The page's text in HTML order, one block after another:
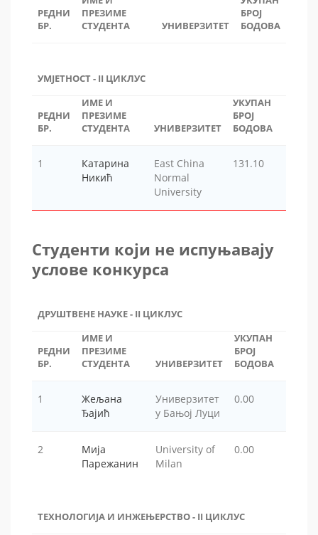
РЕДНИ
БР.
ПРЕЗИМЕ
СТУДЕНТА
УНИВЕРЗИТЕТ
БРОЈ
БОДОВА
УМЈЕТНОСТ - II ЦИКЛУС
РЕДНИ
БР.
ИМЕ И
ПРЕЗИМЕ
СТУДЕНТА
УНИВЕРЗИТЕТ
УКУПАН
БРОЈ
БОДОВА
1
Катарина
Никић
East China
Normal
University
131.10
Студенти који не испуњавају
услове конкурса
ДРУШТВЕНЕ НАУКЕ - II ЦИКЛУС
РЕДНИ
БР.
ИМЕ И
ПРЕЗИМЕ
СТУДЕНТА
УНИВЕРЗИТЕТ
УКУПАН
БРОЈ
БОДОВА
1
Жељана
Ђајић
Универзитет
у Бањој Луци
0.00
2
Мија
Парежанин
University of
Milan
0.00
ТЕХНОЛОГИЈА И ИНЖЕЊЕРСТВО - II ЦИКЛУС